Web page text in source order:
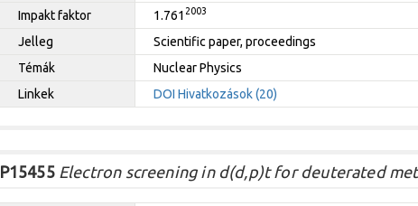
Impakt faktor 1.761 2003
Jelleg
Scientific paper, proceedings
Témák
Nuclear Physics
Linkek
DOI Hivatkozások (20)
P15455Electron screening in d(d,p)t for deuterated